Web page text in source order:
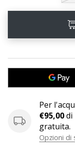
sito
blog,
gestisci
Facebook
o
un
Per
€95,00di
gratuita.
Opzioni di